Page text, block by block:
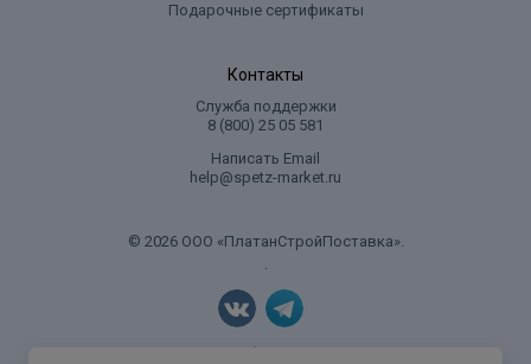
Подарочные сертификаты
Контакты
Служба поддержки
8 (800) 25 05 581
Написать Email
help@spetz-market.ru
© 2026 ООО «ПлатанСтройПоставка».
.
Политика конфиденциальности